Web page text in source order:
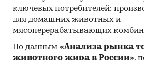
- Главными игроками среди
производителей являются
РУСЬ`, ООО `ЛАБ ИНДАСТРИЗ`,
`ЮНИКОСМЕТИК`.
ключевых потребителей:
для домашних животных и
мясоперерабатывающих
По данным «Анализа рынка